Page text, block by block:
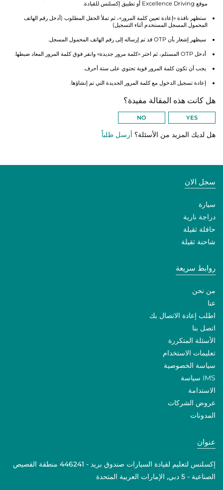
موقع Excellence Driving أو تطبيق إكسلنس للقيادة.
ستظهر نافذة «إعادة تعيين كلمة المرور»، ثم تملأ الحقل المطلوب (أدخل رقم الهاتف
المحمول المسجل المستخدم أثناء التسجيل)
سيظهر إشعار بأن OTP قد تم إرساله إلى رقم الهاتف المحمول المسجل.
أدخل OTP المستلم، ثم اختر «كلمة مرور جديدة» وانقر فوق كلمة المرور المعاد ضبطها.
يجب أن تكون كلمة المرور قوية تحتوي على ستة أحرف.
إعادة تسجيل الدخول مع كلمة المرور الجديدة التي تم إنشاؤها.
هل كانت هذه المقالة مفيدة؟
هل لديك المزيد من الأسئلة؟ أرسل طلباً
سجل الان
سيارة
دراجة نارية
حافلة ثقيلة
شاحنة ثقيلة
روابط سريعة
من نحن
عنا
اطلب إعادة الاتصال بك
اتصل بنا
الأسئلة المتكررة
تعليمات الاستخدام
سياسة الخصوصية
IMS سياسة
الاستدامة
عروض الشركات
المدونات
عنوان
إكسلنس لتعليم لقيادة السيارات صندوق بريد - 446241 منطقة القصيص
الصناعية - 5 دبي, الإمارات العربية المتحدة